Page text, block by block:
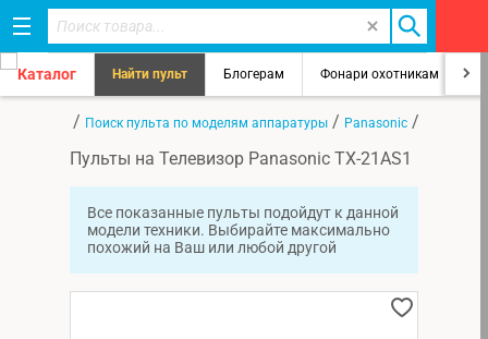
Каталог Найти пульт Блогерам Фонари охотникам
/ Поиск пульта по моделям аппаратуры / Panasonic /
Пульты на Телевизор Panasonic TX-21AS1
Все показанные пульты подойдут к данной
модели техники. Выбирайте максимально
похожий на Ваш или любой другой